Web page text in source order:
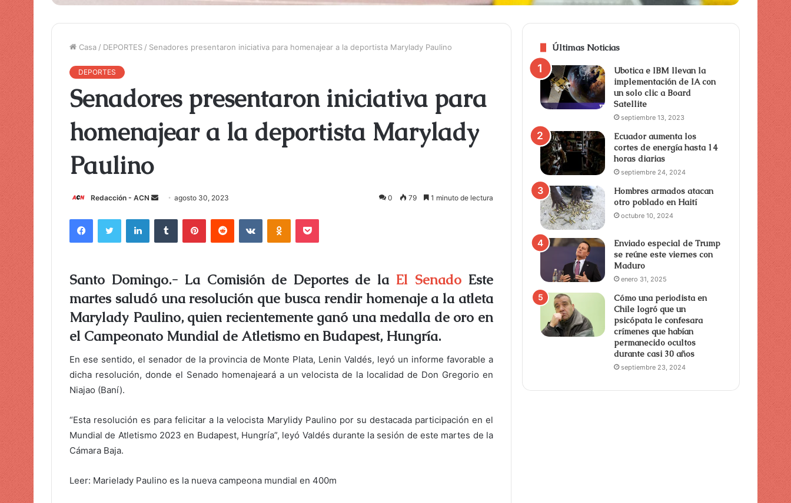
Casa / DEPORTES / Senadores presentaron iniciativa para homenajear a la deportista Marylady Paulino
DEPORTES
Senadores presentaron iniciativa para
homenajear a la deportista Marylady
Paulino
Redacción - ACN
u
n
c
o
r
e
c
ó
agosto 30, 2023 0 79 1 minuto de lectura
Santo Domingo.- La Comisión de Deportes de la El SenadoEste
martes saludó una resolución que busca rendir homenaje a la atleta
Marylady Paulino, quien recientemente ganó una medalla de oro en
el Campeonato Mundial de Atletismo en Budapest, Hungría.
En ese sentido, el senador de la provincia de Monte Plata, Lenin Valdés, leyó un informe favorable a
dicha resolución, donde el Senado homenajeará a un velocista de la localidad de Don Gregorio en
Niajao (Baní).
“Esta resolución es para felicitar a la velocista Marylidy Paulino por su destacada participación en el
Mundial de Atletismo 2023 en Budapest, Hungría”, leyó Valdés durante la sesión de este martes de la
Cámara Baja.
Leer: Marielady Paulino es la nueva campeona mundial en 400m
Últimas Noticias
Ubotica e IBM llevan la
implementación de IA con
un solo clic a Board
Satellite
septiembre 13, 2023
Ecuador aumenta los
cortes de energía hasta 14
horas diarias
septiembre 24, 2024
Hombres armados atacan
otro poblado en Haití
octubre 10, 2024
Enviado especial de Trump
se reúne este viernes con
Maduro
enero 31, 2025
Cómo una periodista en
Chile logró que un
psicópata le confesara
crímenes que habían
permanecido ocultos
durante casi 30 años
septiembre 23, 2024